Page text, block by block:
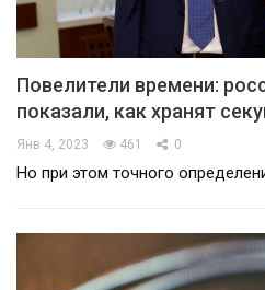
Повелители времени:
показали, как хранят
Янв 4, 2023 461 0
Но при этом точного